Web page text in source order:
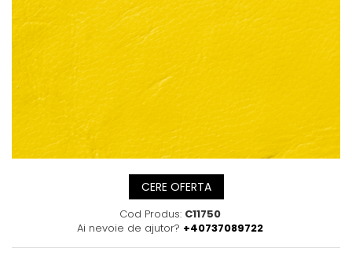
Posete
Rucsac
Saculet
Borsete
Mov
Visiniu
Maro
Albastru
CERE OFERTA
Cod Produs: C11750
Ai nevoie de ajutor? +40737089722